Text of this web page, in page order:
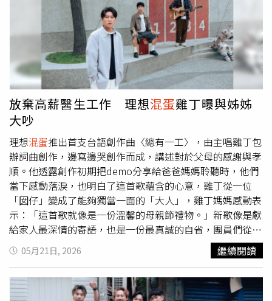
丁表示：「希望能把爾宣擅長的饒舌跟R&B跟我們的樂團風
格結合，感覺一定會擦出很特別的火花！」問及會想挑戰對
方的哪首歌曲？高爾宣特別點名理想混蛋的〈今天星期
六〉，自薦想當理想混蛋 客座饒舌主唱的他笑說：「因為裡
面有一段特別的饒舌，感覺很適合我來挑戰！」理想混蛋團
員們則透露高爾宣的經典夯曲〈Without You〉是他們私下K
歌名單之一，自認這首歌是「目前勉強跟得上饒舌節拍」，
表示：「旋律好聽又有記憶點，我們很愛在KTV點這首歌來
唱，挑戰一下我們的嘴速跟舌速！」高爾宣與理想
欣賞彼此的音樂。（圖／2026 ID.音樂節提供）值得一提的
是，《2026 ID.音樂節》就是希望大家能享受「ME TIME」
時間，提及各自的「ME TIME」，身為二寶爸的高爾宣直覺
回答：「當然是運動！」最近迷上三鐵的他只要有空就會上
健身房，甚至還趁著彩排空檔帶啞鈴來操肌，只見練出狂暴
二頭肌的高爾宣讓理想混蛋直呼太猛，順勢向他請益如何用
啞鈴健身。得知理想 混蛋即將在高雄辦個唱的高爾宣，直接
在彩排現場化身為「健身教練」，遞上啞鈴給四名團員來個
「緊急訓練」，還親自示範動作帶著他們操「體能」，讓彩
排室現場變成「健身房」，畫面趣味橫生。而在訓練過程中
高爾宣意外發現建廷「有在練」，還稱讚：「建廷動作很標
放棄高薪醫生工作 理想混蛋雞丁曝與姊姊
大吵
理想混蛋推出首支台語創作曲〈總有一工〉，由主唱雞丁包
辦詞曲創作，邊寫邊哭創作而成，講述對於父母的感謝與孝
順。他透露創作初期把demo分享給爸爸媽媽聆聽時，他們
當下感動落淚，也明白了這首歌蘊含的心意，雞丁從一位
「囡仔」變成了能夠獨當一面的「大人」，雞丁媽媽感動表
示：「這首歌就像是一份溫馨的母親節禮物。」新歌像是獻
給家人最深情的寄語，也是一份最真誠的自省，團員們從原
本長輩眼中穩定的行業離開，成為全職音樂工作者，過程中
是否與家人有過衝突？可沛從學生時期到出社會走音樂路，
採取跟爸媽約定好，不跟家裡再拿錢、會好好孝順爸媽，希
望他們可以祝福，如今爸媽給予兒子肯定：「他們覺得小孩
05月21日, 2026 繼續閱讀